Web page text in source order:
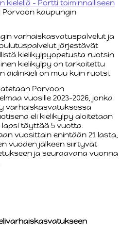
kielellä - Portti toiminnalliseen
kaupungin
varhaiskasvatuspalvelut ja
järjestävät
kielikylpyopetusta ruotsin
kielikylpy on tarkoitettu
äidinkieli on muu kuin ruotsi.
Porvoon
vuosille 2023-2026, jonka
varhaiskasvatuksessa
eli kielikylpy aloitetaan
täyttää 5 vuotta.
vuosittain enintään 21 lasta,
vuoden jälkeen siirtyvät
ja seuraavana vuonna